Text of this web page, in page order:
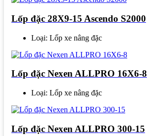
Lốp đặc 28X9-15 Ascendo S2000
Loại: Lốp xe nâng đặc
Lốp đặc Nexen ALLPRO 16X6-8
Loại: Lốp xe nâng đặc
Lốp đặc Nexen ALLPRO 300-15